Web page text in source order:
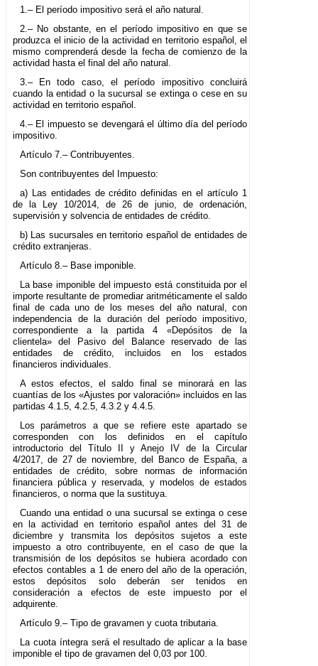
1.– El período impositivo será el año natural.
2.– No obstante, en el período impositivo en que se
produzca el inicio de la actividad en territorio español, el
mismo comprenderá desde la fecha de comienzo de la
actividad hasta el final del año natural.
3.– En todo caso, el período impositivo concluirá
cuando la entidad o la sucursal se extinga o cese en su
actividad en territorio español.
4.– El impuesto se devengará el último día del período
impositivo.
Artículo 7.– Contribuyentes.
Son contribuyentes del Impuesto:
a) Las entidades de crédito definidas en el artículo 1
de la Ley 10/2014, de 26 de junio, de ordenación,
supervisión y solvencia de entidades de crédito.
b) Las sucursales en territorio español de entidades de
crédito extranjeras.
Artículo 8.– Base imponible.
La base imponible del impuesto está constituida por el
importe resultante de promediar aritméticamente el saldo
final de cada uno de los meses del año natural, con
independencia de la duración del período impositivo,
correspondiente a la partida 4 «Depósitos de la
clientela» del Pasivo del Balance reservado de las
entidades de crédito, incluidos en los estados
financieros individuales.
A estos efectos, el saldo final se minorará en las
cuantías de los «Ajustes por valoración» incluidos en las
partidas 4.1.5, 4.2.5, 4.3.2 y 4.4.5.
Los parámetros a que se refiere este apartado se
corresponden con los definidos en el capítulo
introductorio del Título II y Anejo IV de la Circular
4/2017, de 27 de noviembre, del Banco de España, a
entidades de crédito, sobre normas de información
financiera pública y reservada, y modelos de estados
financieros, o norma que la sustituya.
Cuando una entidad o una sucursal se extinga o cese
en la actividad en territorio español antes del 31 de
diciembre y transmita los depósitos sujetos a este
impuesto a otro contribuyente, en el caso de que la
transmisión de los depósitos se hubiera acordado con
efectos contables a 1 de enero del año de la operación,
estos depósitos solo deberán ser tenidos en
consideración a efectos de este impuesto por el
adquirente.
Artículo 9.– Tipo de gravamen y cuota tributaria.
La cuota íntegra será el resultado de aplicar a la base
imponible el tipo de gravamen del 0,03 por 100.